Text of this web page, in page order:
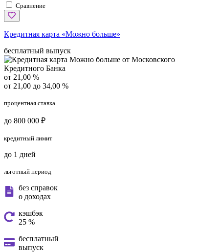
Сравнение
Кредитная карта «Можно больше»
бесплатный выпуск
от 21,00 %
от 21,00 до 34,00 %
процентная ставка
до 800 000 ₽
кредитный лимит
до 1 дней
льготный период
без справок
о доходах
кэшбэк
25 %
бесплатный
выпуск